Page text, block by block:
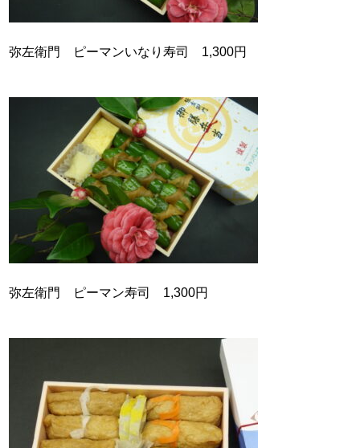
弥左衛門 ピーマンいなり寿司 1,300円
弥左衛門 ピーマン寿司 1,300円